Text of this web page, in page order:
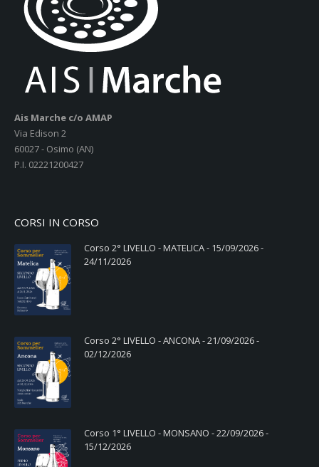
Ais Marche c/o AMAP
Via Edison 2
60027 - Osimo (AN)
P.I. 02221200427
CORSI IN CORSO
Corso 2° LIVELLO - MATELICA - 15/09/2026 -
24/11/2026
Corso 2° LIVELLO - ANCONA - 21/09/2026 -
02/12/2026
Corso 1° LIVELLO - MONSANO - 22/09/2026 -
15/12/2026